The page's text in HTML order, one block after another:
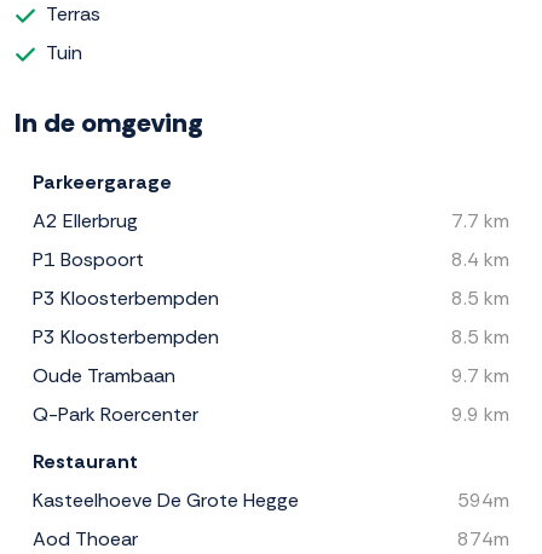
Terras
Tuin
In de omgeving
Parkeergarage
A2 Ellerbrug
7.7 km
P1 Bospoort
8.4 km
P3 Kloosterbempden
8.5 km
P3 Kloosterbempden
8.5 km
Oude Trambaan
9.7 km
Q-Park Roercenter
9.9 km
Restaurant
Kasteelhoeve De Grote Hegge
594m
Aod Thoear
874m